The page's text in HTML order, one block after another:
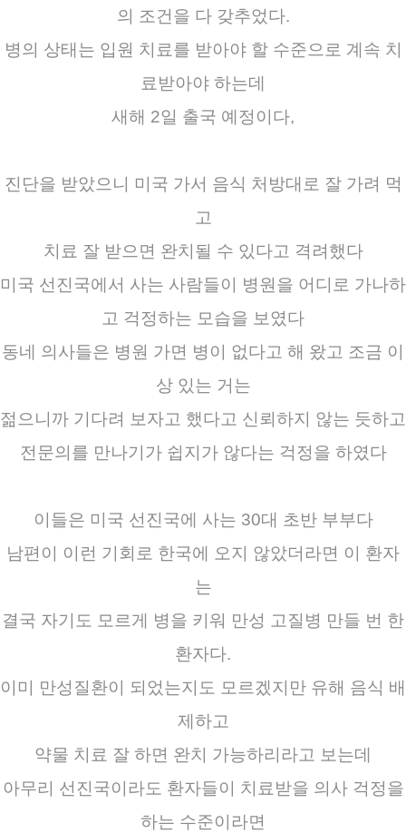
의 조건을 다 갖추었다.
병의 상태는 입원 치료를 받아야 할 수준으로 계속 치
료받아야 하는데
새해 2일 출국 예정이다,
진단을 받았으니 미국 가서 음식 처방대로 잘 가려 먹
고
치료 잘 받으면 완치될 수 있다고 격려했다
미국 선진국에서 사는 사람들이 병원을 어디로 가나하
고 걱정하는 모습을 보였다
동네 의사들은 병원 가면 병이 없다고 해 왔고 조금 이
상 있는 거는
젊으니까 기다려 보자고 했다고 신뢰하지 않는 듯하고
전문의를 만나기가 쉽지가 않다는 걱정을 하였다
이들은 미국 선진국에 사는 30대 초반 부부다
남편이 이런 기회로 한국에 오지 않았더라면 이 환자
는
결국 자기도 모르게 병을 키워 만성 고질병 만들 번 한
환자다.
이미 만성질환이 되었는지도 모르겠지만 유해 음식 배
제하고
약물 치료 잘 하면 완치 가능하리라고 보는데
아무리 선진국이라도 환자들이 치료받을 의사 걱정을
하는 수준이라면